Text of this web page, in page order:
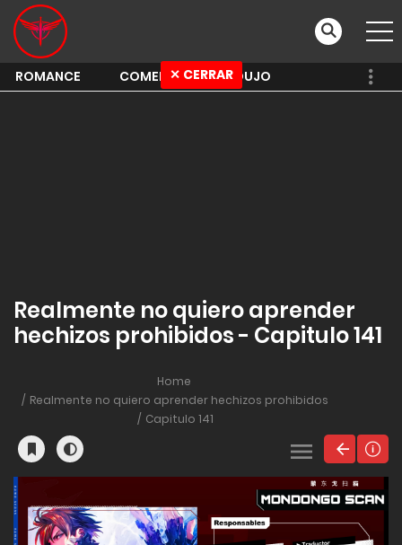
ROMANCE COMEDY SHOUJO
Realmente no quiero aprender
hechizos prohibidos - Capitulo 141
Home
Realmente no quiero aprender hechizos prohibidos
Capitulo 141
✕ CERRAR